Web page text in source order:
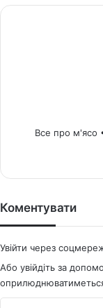
Все про м'ясо
Коментувати
Увійти через
Або увійдіть за